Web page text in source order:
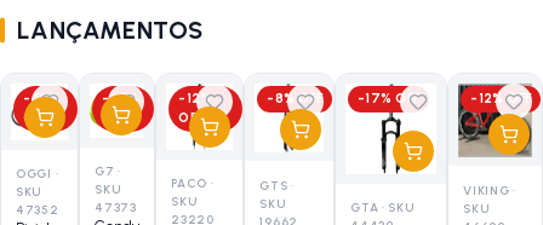
LANÇAMENTOS
-40%
OFF
OGGI ·
SKU
47352
-25%
OFF
G7 ·
SKU
47373
- 12 %
OFF
PACO ·
SKU
23220
-8% OFF
GTS ·
SKU
19662
-17% OFF
GTA · SKU
- 12% OFF
VIKING ·
SKU